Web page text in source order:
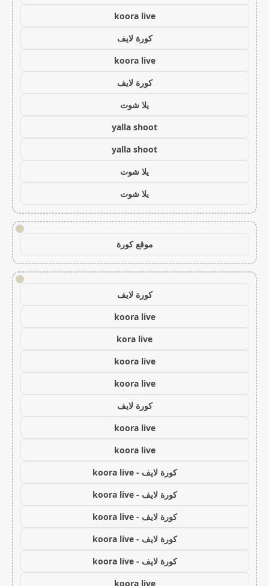
koora live
كورة لايف
koora live
كورة لايف
يلا شوت
yalla shoot
yalla shoot
يلا شوت
يلا شوت
!
موقع كورة
!
كورة لايف
koora live
kora live
koora live
koora live
كورة لايف
koora live
koora live
كورة لايف - koora live
كورة لايف - koora live
كورة لايف - koora live
كورة لايف - koora live
كورة لايف - koora live
koora live